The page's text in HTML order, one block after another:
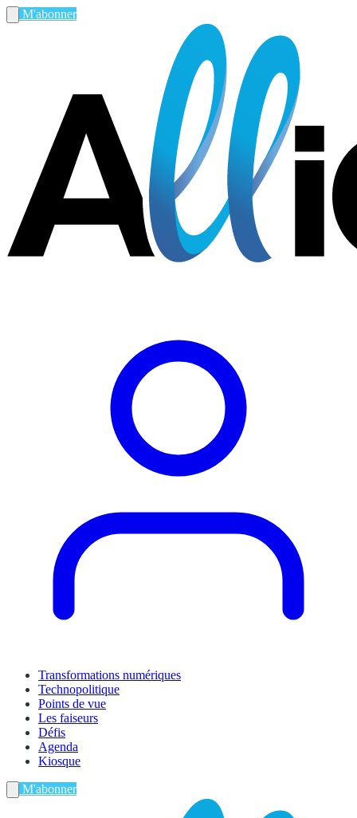
M'abonner
Transformations numériques
Technopolitique
Points de vue
Les faiseurs
Défis
Agenda
Kiosque
M'abonner